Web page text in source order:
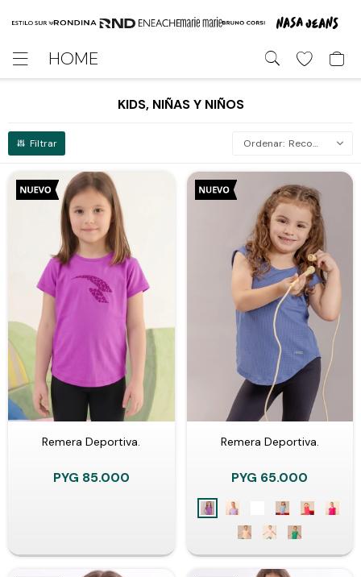
HOME

KIDS, NIÑAS Y NIÑOS
Recomendados
Remera Deportiva.
PYG 85.000
Remera Deportiva.
PYG 65.000